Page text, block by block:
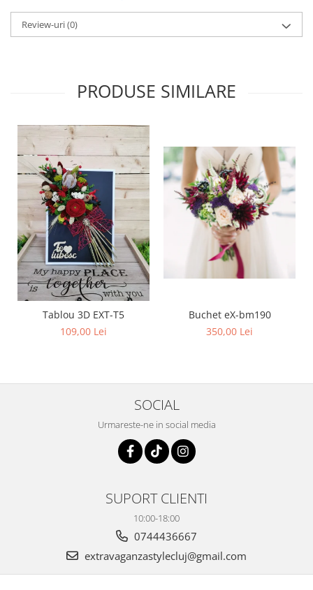
Review-uri(0)
PRODUSE SIMILARE
Tablou 3D EXT-T5
109,00 Lei
Buchet eX-bm190
350,00 Lei
SOCIAL
Urmareste-ne in social media
SUPORT CLIENTI
10:00-18:00
0744436667
extravaganzastylecluj@gmail.com